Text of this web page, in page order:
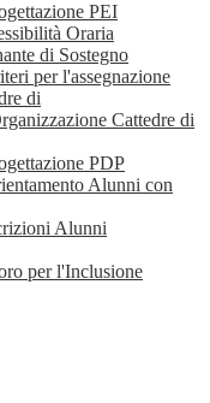
PEI
Oraria
di Sostegno
per l'assegnazione
di
Cattedre di
PDP
Alunni con
Alunni
per l'Inclusione